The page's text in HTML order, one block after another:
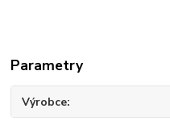
Parametry
Výrobce